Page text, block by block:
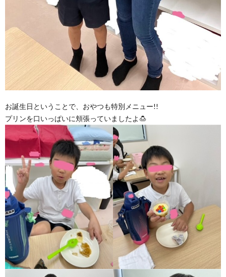
お誕生日ということで、おやつも特別メニュー!!
プリンを口いっぱいに頬張っていましたよ🍮